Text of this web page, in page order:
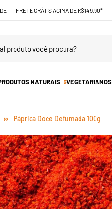
FRETE GRÁTIS ACIMA DE R$149,90*
NATURAIS VEGETARIANOS
Páprica Doce Defumada 100g